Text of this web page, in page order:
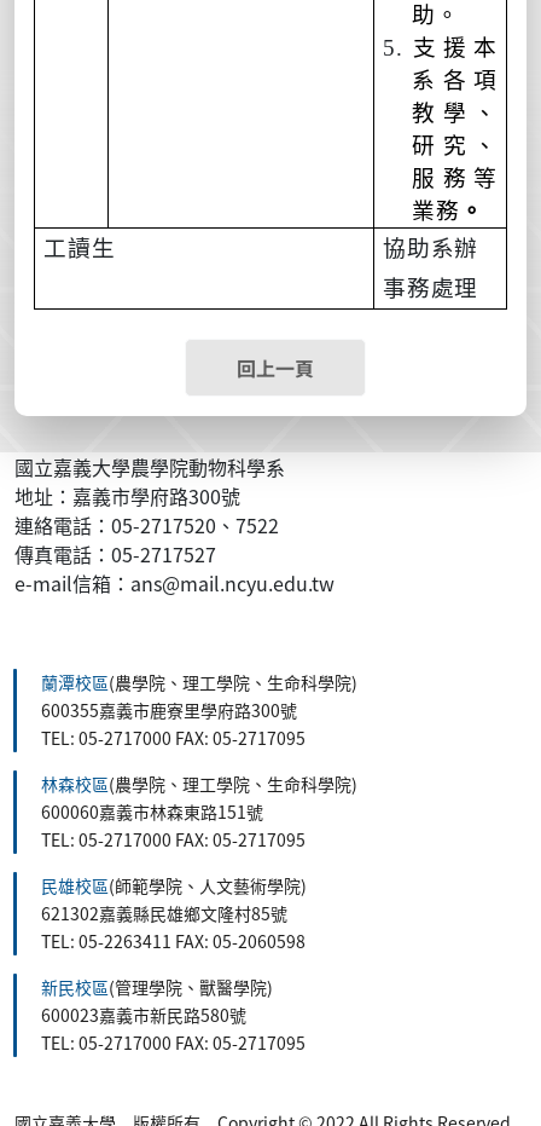
助。
5. 支援本
系各項
教學、
研究、
服務等
業務 。
工讀生
協助系辦
事務處理
回上一頁
國立嘉義大學農學院動物科學系
地址：嘉義市學府路300號
連絡電話：05-2717520、7522
傳真電話：05-2717527
e-mail信箱：ans@mail.ncyu.edu.tw
蘭潭校區(農學院、理工學院、生命科學院)
600355嘉義市鹿寮里學府路300號
TEL: 05-2717000 FAX: 05-2717095
林森校區(農學院、理工學院、生命科學院)
600060嘉義市林森東路151號
TEL: 05-2717000 FAX: 05-2717095
民雄校區(師範學院、人文藝術學院)
621302嘉義縣民雄鄉文隆村85號
TEL: 05-2263411 FAX: 05-2060598
新民校區(管理學院、獸醫學院)
600023嘉義市新民路580號
TEL: 05-2717000 FAX: 05-2717095